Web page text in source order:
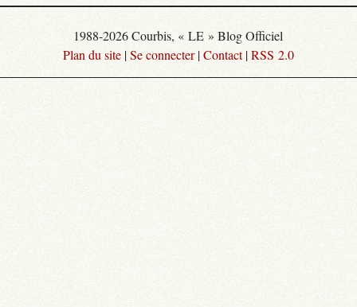
1988-2026 Courbis, « LE » Blog Officiel
Plan du site |Se connecter|Contact|RSS 2.0